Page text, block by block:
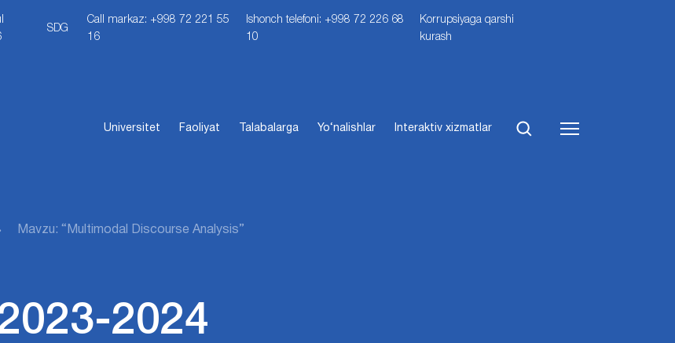
SDG
Call markaz: +998 72 221 55
16
Ishonch telefoni: +998 72 226 68
10
Korrupsiyaga qarshi
kurash
Universitet Faoliyat Talabalarga Yo‘nalishlar Interaktiv xizmatlar
Mavzu: “Multimodal Discourse Analysis”
2024